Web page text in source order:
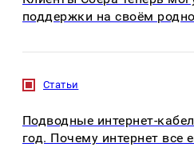
поддержки на своём
Статьи
Подводные интернет-
год. Почему интернет все